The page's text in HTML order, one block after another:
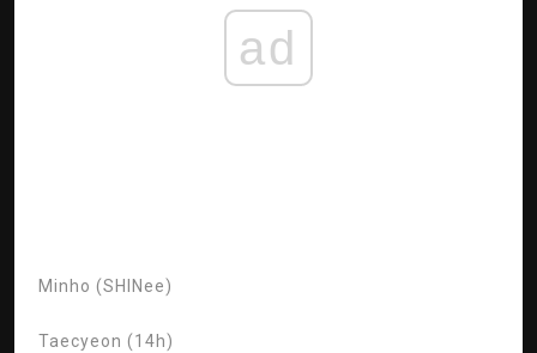
ad
Minho (SHINee)
Taecyeon (14h)